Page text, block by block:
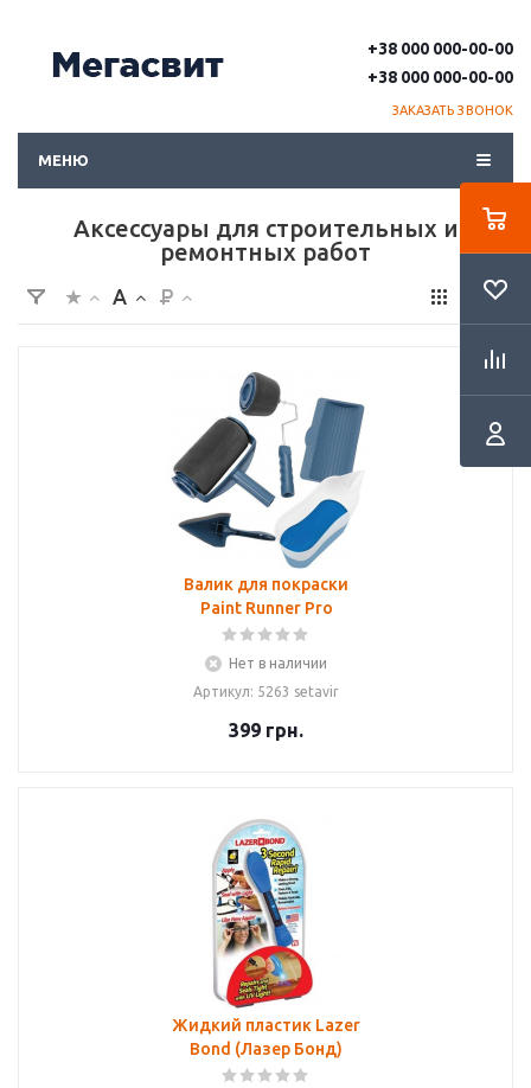
+38 000 000-00-00
+38 000 000-00-00
ЗАКАЗАТЬ ЗВОНОК
МЕНЮ
Аксессуары для строительных и
ремонтных работ
Валик для покраски
Paint Runner Pro
Нет в наличии
Артикул: 5263 setavir
399 грн.
Жидкий пластик Lazer
Bond (Лазер Бонд)